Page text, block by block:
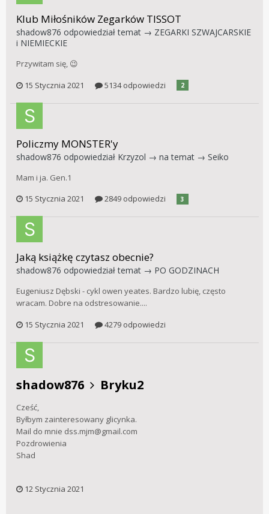
Klub Miłośników Zegarków TISSOT
shadow876 odpowiedział temat → ZEGARKI SZWAJCARSKIE
i NIEMIECKIE
Przywitam się, 😉
15 Stycznia 2021
5134 odpowiedzi 2
Policzmy MONSTER'y
shadow876 odpowiedział Krzyzol → na temat → Seiko
Mam i ja. Gen.1
15 Stycznia 2021
2849 odpowiedzi 3
Jaką książkę czytasz obecnie?
shadow876 odpowiedział temat → PO GODZINACH
Eugeniusz Dębski - cykl owen yeates. Bardzo lubię, często
wracam. Dobre na odstresowanie....
15 Stycznia 2021
4279 odpowiedzi
shadow876 Bryku2
Cześć,
Byłbym zainteresowany glicynka.
Mail do mnie dss.mjm@gmail.com
Pozdrowienia
Shad
12 Stycznia 2021